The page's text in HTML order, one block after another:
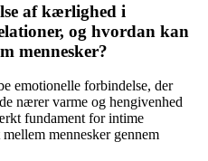
af kærlighed i
og hvordan kan
mennesker?
emotionelle forbindelse, der
nærer varme og hengivenhed
fundament for intime
mennesker gennem